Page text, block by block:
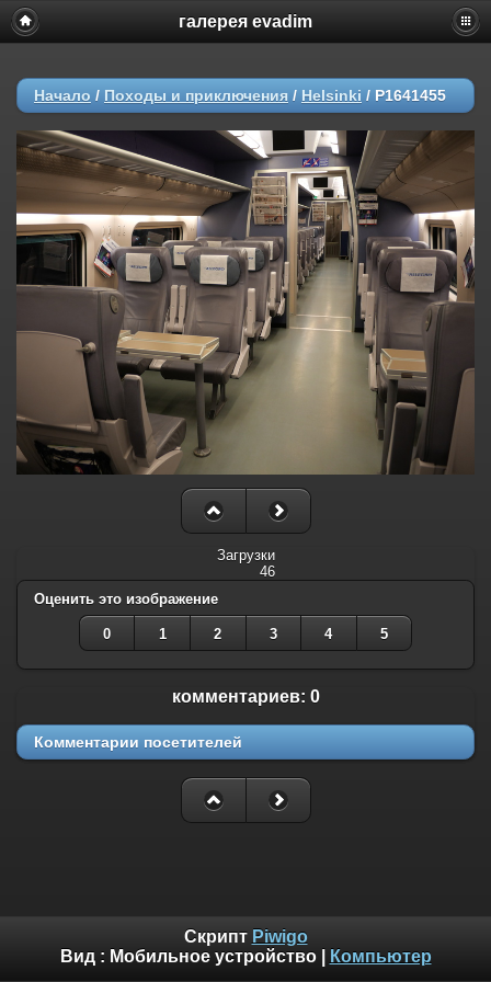
галерея evadim
Начало / Походы и приключения / Helsinki / P1641455
Загрузки
46
Оценить это изображение
0 1 2 3 4 5
комментариев: 0
Комментарии посетителей
Скрипт Piwigo
Вид : Мобильное устройство| Компьютер